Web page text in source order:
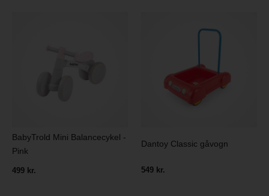
BabyTrold Mini Balancecykel -
Pink
499 kr.
Dantoy Classic gåvogn
549 kr.